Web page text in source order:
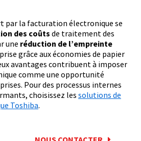
par la facturation électronique se
des coûts de traitement des
une réduction de l’empreinte
grâce aux économies de papier
avantages contribuent à imposer
comme une opportunité
Pour des processus internes
choisissez les solutions de
Toshiba.